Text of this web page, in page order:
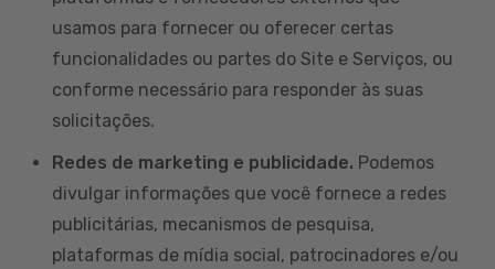
usamos para fornecer ou oferecer certas
funcionalidades ou partes do Site e Serviços, ou
conforme necessário para responder às suas
solicitações.
Redes de marketing e publicidade. Podemos
divulgar informações que você fornece a redes
publicitárias, mecanismos de pesquisa,
plataformas de mídia social, patrocinadores e/ou